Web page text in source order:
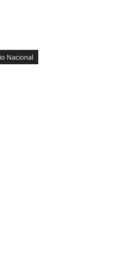
Nacional